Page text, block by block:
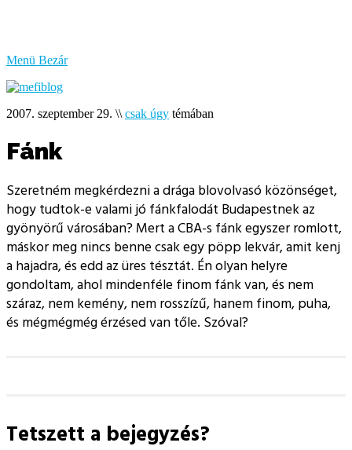
Menü Bezár
2007. szeptember 29. \\ csak úgy témában
Fánk
Szeretném megkérdezni a drága blovolvasó közönséget,
hogy tudtok-e valami jó fánkfalodát Budapestnek az
gyönyörű városában? Mert a CBA-s fánk egyszer romlott,
máskor meg nincs benne csak egy pöpp lekvár, amit kenj
a hajadra, és edd az üres tésztát. Én olyan helyre
gondoltam, ahol mindenféle finom fánk van, és nem
száraz, nem kemény, nem rosszízű, hanem finom, puha,
és mégmégmég érzésed van tőle. Szóval?
Tetszett a bejegyzés?